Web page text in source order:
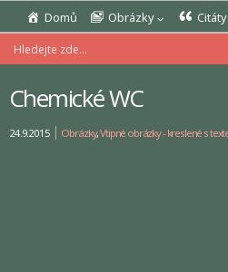
Domů Obrázky Citáty
Chemické WC
24.9.2015 Obrázky,Vtipné obrázky - kreslené s